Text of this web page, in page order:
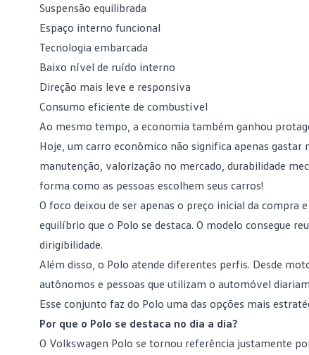
Suspensão equilibrada
Espaço interno funcional
Tecnologia embarcada
Baixo nível de ruído interno
Direção mais leve e responsiva
Consumo eficiente de combustível
Ao mesmo tempo, a economia também ganhou
Hoje, um carro econômico não significa apenas gastar
manutenção, valorização no mercado, durabilidade
forma como as pessoas escolhem seus carros!
O foco deixou de ser apenas o preço inicial da compra
equilíbrio que o Polo se destaca. O modelo consegue
dirigibilidade.
Além disso, o Polo atende diferentes perfis. Desde
autônomos e pessoas que utilizam o automóvel
Esse conjunto faz do Polo uma das opções mais
Por que o Polo se destaca no dia a dia?
O Volkswagen Polo se tornou referência justamente